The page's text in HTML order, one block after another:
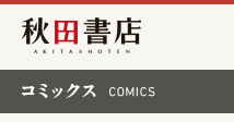
秋田書店